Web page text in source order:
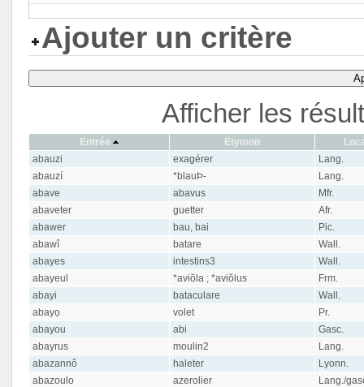
Ajouter un critère
Afficher les
Entrée Étymon
abauzi
exagérer
Lang.
abauzí
*blauÞ-
Lang.
abave
abavus
Mfr.
abaveter
guetter
Afr.
abawer
bau, bai
Pic.
abawî
batare
Wall.
abayes
intestins3
Wall.
abayeul
*aviŏla ; *aviŏlus
Frm.
abayi
bataculare
Wall.
abayọ
volet
Pr.
abayou
abi
Gasc.
abayrus
moulin2
Lang.
abazannô
haleter
Lyonn.
abazoulo
azerolier
Lang./